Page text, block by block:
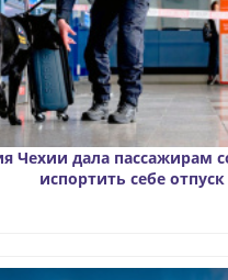
Чехии дала пассажирам
испортить себе отпуск